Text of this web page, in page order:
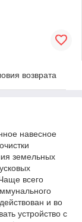
возврата
навесное
земельных
всего
и во
устройство с